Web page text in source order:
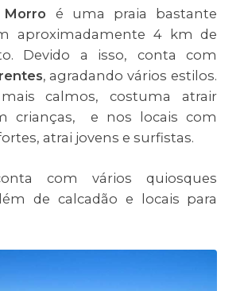
é uma praia bastante
aproximadamente 4 km de
Devido a isso, conta com
, agradando vários estilos.
calmos, costuma atrair
crianças, e nos locais com
atrai jovens e surfistas.
com vários quiosques
de calcadão e locais para